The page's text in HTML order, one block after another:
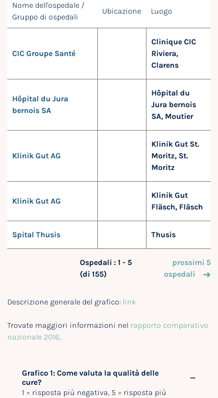
Nome dell'ospedale /
Gruppo di ospedali
Ubicazione Luogo
CIC Groupe Santé
Clinique CIC
Riviera,
Clarens
Hôpital du Jura
bernois SA
Hôpital du
Jura bernois
SA, Moutier
Klinik Gut AG
Klinik Gut St.
Moritz, St.
Moritz
Klinik Gut AG
Klinik Gut
Fläsch, Fläsch
Spital Thusis Thusis
Ospedali : 1 - 5
(di 155)
prossimi 5
ospedali
Descrizione generale del grafico: link
Trovate maggiori informazioni nel rapporto comparativo
nazionale 2016.
Grafico 1: Come valuta la qualità delle
cure?
1 = risposta più negativa, 5 = risposta più